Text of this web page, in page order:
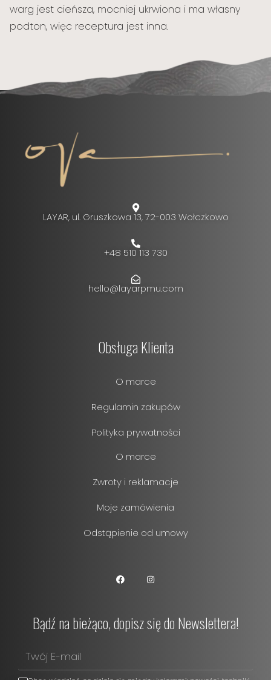
warg jest cieńsza, mocniej ukrwiona i ma własny
podton, więc receptura jest inna.
LAYAR, ul. Gruszkowa 13, 72-003 Wołczkowo
+48 510 113 730
hello@layarpmu.com
Obsługa Klienta
O marce
Regulamin zakupów
Polityka prywatności
O marce
Zwroty i reklamacje
Moje zamówienia
Odstąpienie od umowy
Bądź na bieżąco, dopisz się do Newslettera!